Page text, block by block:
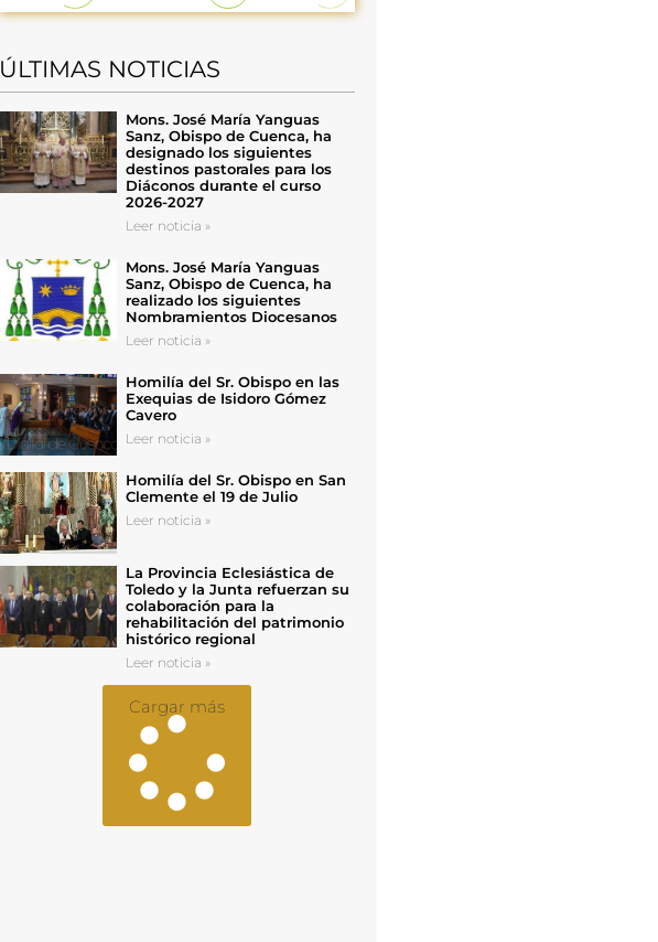
ÚLTIMAS NOTICIAS
Mons. José María Yanguas
Sanz, Obispo de Cuenca, ha
designado los siguientes
destinos pastorales para los
Diáconos durante el curso
2026-2027
Leer noticia »
Mons. José María Yanguas
Sanz, Obispo de Cuenca, ha
realizado los siguientes
Nombramientos Diocesanos
Leer noticia »
Homilía del Sr. Obispo en las
Exequias de Isidoro Gómez
Cavero
Leer noticia »
Homilía del Sr. Obispo en San
Clemente el 19 de Julio
Leer noticia »
La Provincia Eclesiástica de
Toledo y la Junta refuerzan su
colaboración para la
rehabilitación del patrimonio
histórico regional
Leer noticia »
Cargar más